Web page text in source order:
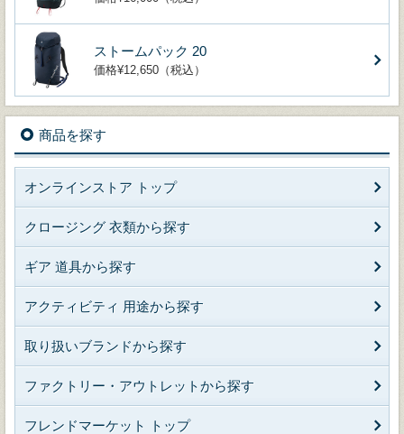
ストームパック 20
価格¥12,650（税込）
商品を探す
オンラインストア トップ
クロージング 衣類から探す
ギア 道具から探す
アクティビティ 用途から探す
取り扱いブランドから探す
ファクトリー・アウトレットから探す
フレンドマーケット トップ